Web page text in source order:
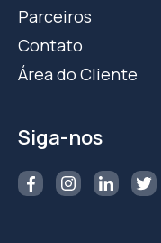
Parceiros
Contato
Área do Cliente
Siga-nos